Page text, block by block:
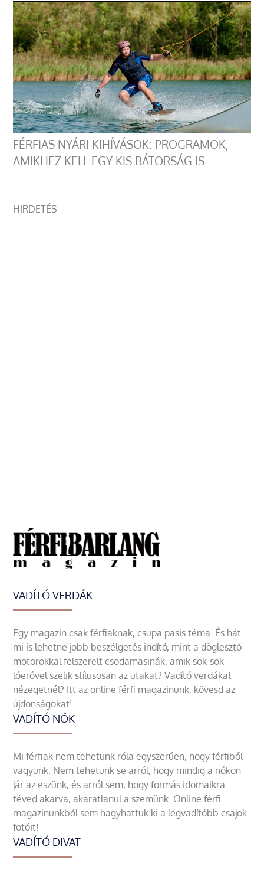
FÉRFIAS NYÁRI KIHÍVÁSOK: PROGRAMOK,
AMIKHEZ KELL EGY KIS BÁTORSÁG IS
HIRDETÉS
VADÍTÓ VERDÁK
Egy magazin csak férfiaknak, csupa pasis téma. És hát
mi is lehetne jobb beszélgetés indító, mint a döglesztő
motorokkal felszerelt csodamasinák, amik sok-sok
lóerővel szelik stílusosan az utakat? Vadító verdákat
nézegetnél? Itt az online férfi magazinunk, kövesd az
újdonságokat!
VADÍTÓ NŐK
Mi férfiak nem tehetünk róla egyszerűen, hogy férfiből
vagyunk. Nem tehetünk se arról, hogy mindig a nőkön
jár az eszünk, és arról sem, hogy formás idomaikra
téved akarva, akaratlanul a szemünk. Online férfi
magazinunkból sem hagyhattuk ki a legvadítóbb csajok
fotóit!
VADÍTÓ DIVAT